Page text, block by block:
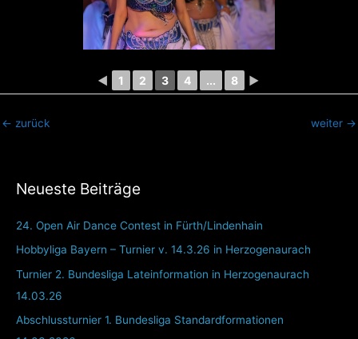
Neueste Beiträge
24. Open Air Dance Contest in Fürth/Lindenhain
Hobbyliga Bayern – Turnier v. 14.3.26 in Herzogenaurach
Turnier 2. Bundesliga Lateinformation in Herzogenaurach
14.03.26
Abschlussturnier 1. Bundesliga Standardformationen
◄ 1 2 3 4 ... 8 ►
← zurück weiter →